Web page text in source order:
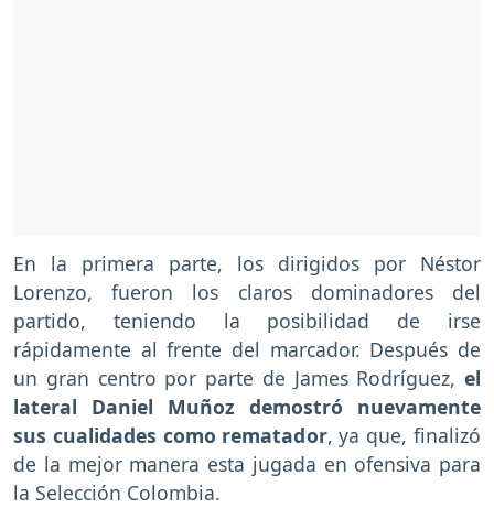
En la primera parte, los dirigidos por Néstor
Lorenzo, fueron los claros dominadores del
partido, teniendo la posibilidad de irse
rápidamente al frente del marcador. Después de
un gran centro por parte de James Rodríguez, el
lateral Daniel Muñoz demostró nuevamente
sus cualidades como rematador, ya que, finalizó
de la mejor manera esta jugada en ofensiva para
la Selección Colombia.